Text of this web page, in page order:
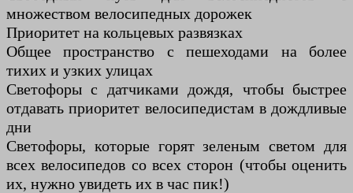
множеством велосипедных дорожек
Приоритет на кольцевых развязках
Общее пространство с пешеходами на более
тихих и узких улицах
Светофоры с датчиками дождя, чтобы быстрее
отдавать приоритет велосипедистам в дождливые
дни
Светофоры, которые горят зеленым светом для
всех велосипедов со всех сторон (чтобы оценить
их, нужно увидеть их в час пик!)